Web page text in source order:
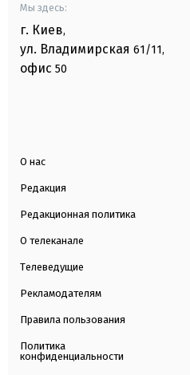
Мы здесь:
г. Киев,
ул. Владимирская 61/11,
офис 50
О нас
Редакция
Редакционная политика
О телеканале
Телеведущие
Рекламодателям
Правила пользования
Политика
конфиденциальности